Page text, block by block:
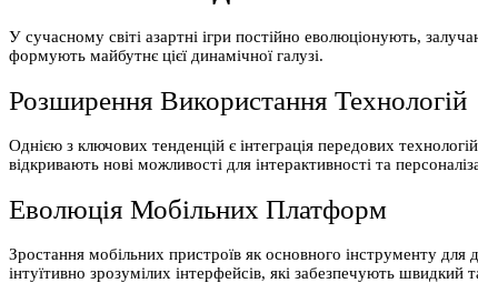
У сучасному світі азартні ігри постійно еволюціонують,
формують майбутнє цієї динамічної галузі.
Розширення Використання Технологій
Однією з ключових тенденцій є інтеграція передових
відкривають нові можливості для інтерактивності та
Еволюція Мобільних Платформ
Зростання мобільних пристроїв як основного інструменту
інтуїтивно зрозумілих інтерфейсів, які забезпечують швидкий